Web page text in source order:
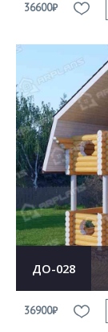
36600₽
ДО-028
36900₽